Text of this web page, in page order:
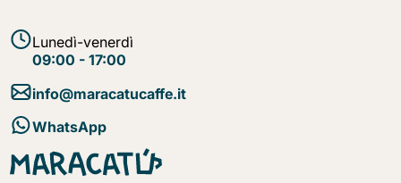
Lunedì-venerdì
09:00 - 17:00
info@maracatucaffe.it
WhatsApp